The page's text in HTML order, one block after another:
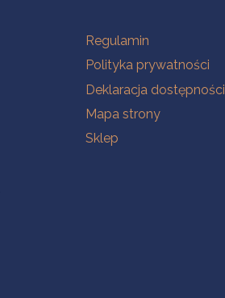
Na skróty
Regulamin
Polityka prywatności
Deklaracja dostępności
Mapa strony
Sklep